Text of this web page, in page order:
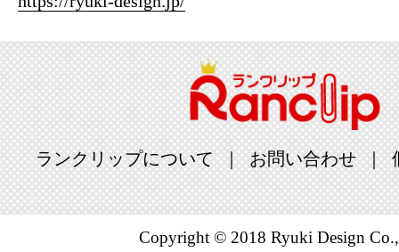
ランクリップについて お問い合わせ
Copyright © 2018 Ryuki Design